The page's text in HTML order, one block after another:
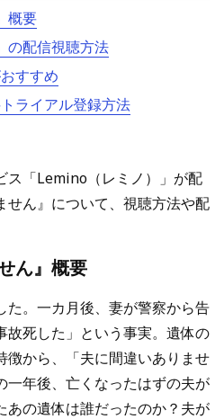
概要
の配信視聴方法
すすめ
ライアル登録方法
ス「Lemino（レミノ）」が配
せん』について、視聴方法や配
ん』概要
た。一カ月後、妻が警察から告
故死した」という事実。遺体の
徴から、「夫に間違いありませ
一年後、亡くなったはずの夫が
あの遺体は誰だったのか？夫が